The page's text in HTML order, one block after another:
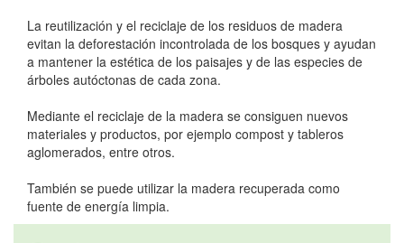
La reutilización y el reciclaje de los residuos de madera
evitan la deforestación incontrolada de los bosques y ayudan
a mantener la estética de los paisajes y de las especies de
árboles autóctonas de cada zona.
Mediante el reciclaje de la madera se consiguen nuevos
materiales y productos, por ejemplo compost y tableros
aglomerados, entre otros.
También se puede utilizar la madera recuperada como
fuente de energía limpia.